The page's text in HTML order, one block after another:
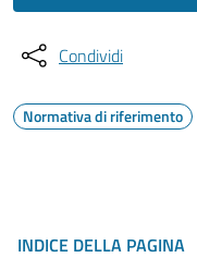
Condividi
Normativa di riferimento
INDICE DELLA PAGINA